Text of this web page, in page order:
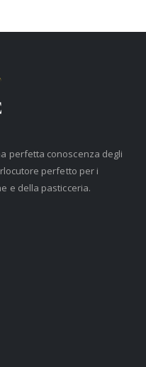
perfetta conoscenza degli
perfetto per i
e della pasticceria.